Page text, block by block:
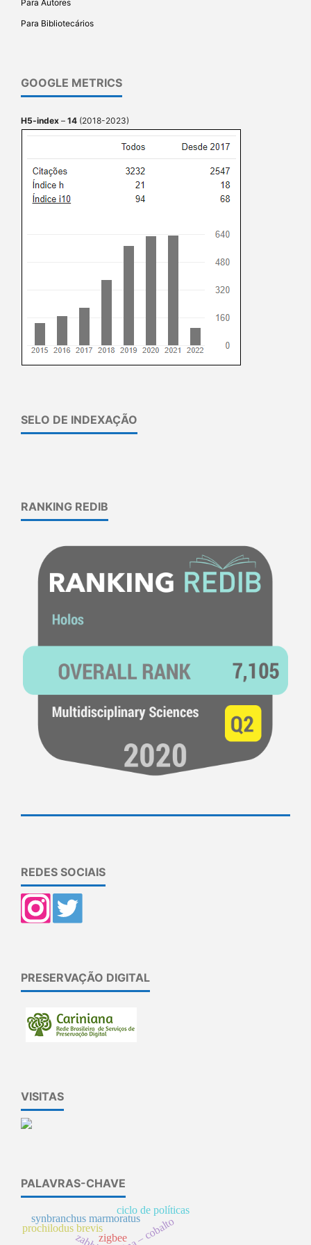
Para Autores
Para Bibliotecários
GOOGLE METRICS
H5-index – 14 (2018-2023)
SELO DE INDEXAÇÃO
RANKING REDIB
REDES SOCIAIS
PRESERVAÇÃO DIGITAL
VISITAS
PALAVRAS-CHAVE
zigbee
prochilodus brevis
synbranchus marmoratus
ciclo de políticas